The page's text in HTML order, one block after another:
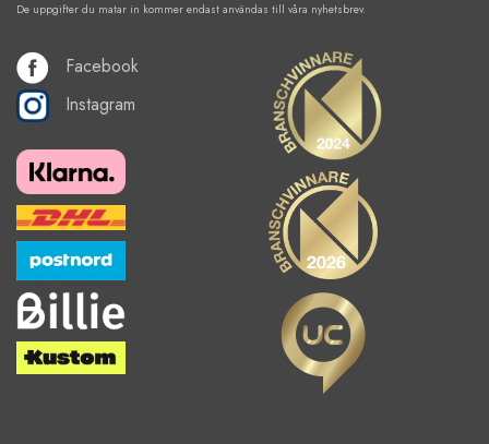
De uppgifter du matar in kommer endast användas till våra nyhetsbrev.
Facebook
Instagram